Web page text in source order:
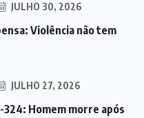
JULHO 30, 2026
Violência não tem
JULHO 27, 2026
324: Homem morre após